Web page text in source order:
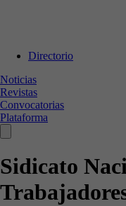
Directorio
Noticias
Revistas
Convocatorias
Plataforma
Sidicato